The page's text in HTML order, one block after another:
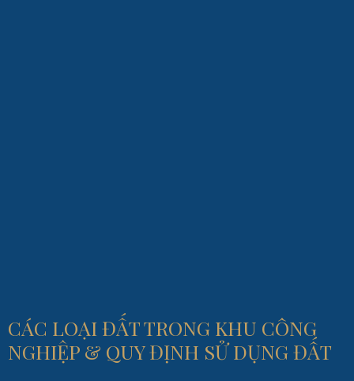
CÁC LOẠI ĐẤT TRONG KHU CÔNG
NGHIỆP & QUY ĐỊNH SỬ DỤNG ĐẤT